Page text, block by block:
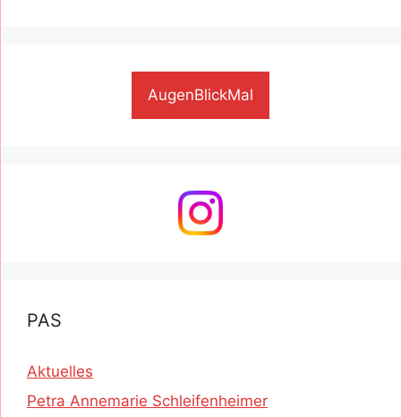
AugenBlickMal
PAS
Aktuelles
Petra Annemarie Schleifenheimer